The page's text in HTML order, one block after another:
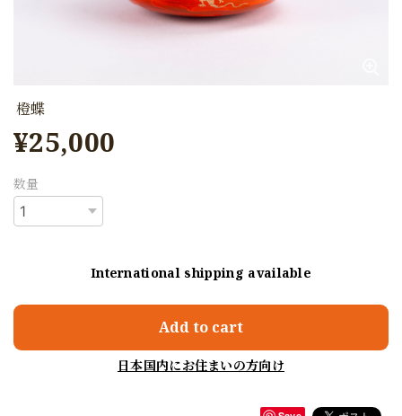
橙蝶
¥25,000
数量
International shipping available
Add to cart
日本国内にお住まいの方向け